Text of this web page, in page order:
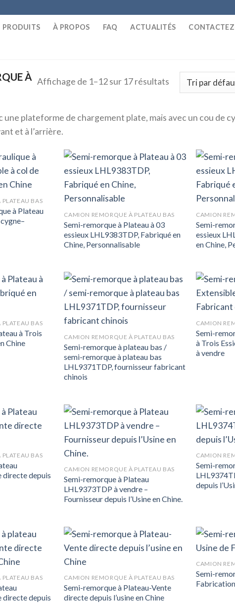
PRODUITS À PROPOS FAQ ACTUALITÉS
À Affichage de 1–12 sur 17 résultats
une plateforme de chargement plate, mais avec un cou de
et à l’arrière.
BAS
à Plateau
CAMION REMORQUE À PLATEAU BAS
Semi-remorque à Plateau à 03
essieux LHL9383TDP, Fabriqué en
Chine, Personnalisable
CAMION
Semi-
essieux
en Chine,
BAS
à Trois
Chine
CAMION REMORQUE À PLATEAU BAS
Semi-remorque à plateau bas /
semi-remorque à plateau bas
LHL9371TDP, fournisseur fabricant
chinois
CAMION
Semi-
à Trois
à vendre
BAS
directe depuis
CAMION REMORQUE À PLATEAU BAS
Semi-remorque à Plateau
LHL9373TDP à vendre –
Fournisseur depuis l’Usine en Chine.
CAMION
Semi-
depuis
BAS
directe depuis
CAMION REMORQUE À PLATEAU BAS
Semi-remorque à Plateau-Vente
directe depuis l’usine en Chine
CAMION
Semi-